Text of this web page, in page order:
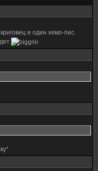
и один хемо-пес.